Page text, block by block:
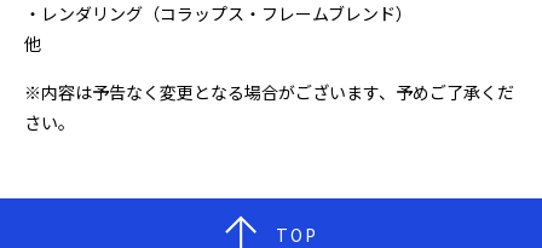
・レンダリング（コラップス・フレームブレンド）
他
※内容は予告なく変更となる場合がございます、予めご了承くだ
さい。
TOP